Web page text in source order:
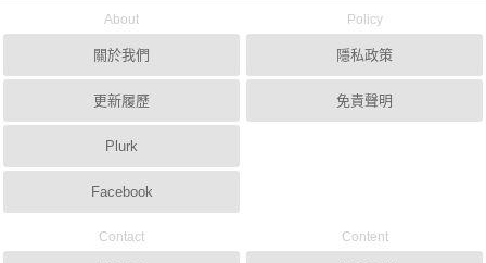
About
關於我們
更新履歷
Plurk
Facebook
Policy
隱私政策
免責聲明
Contact Content